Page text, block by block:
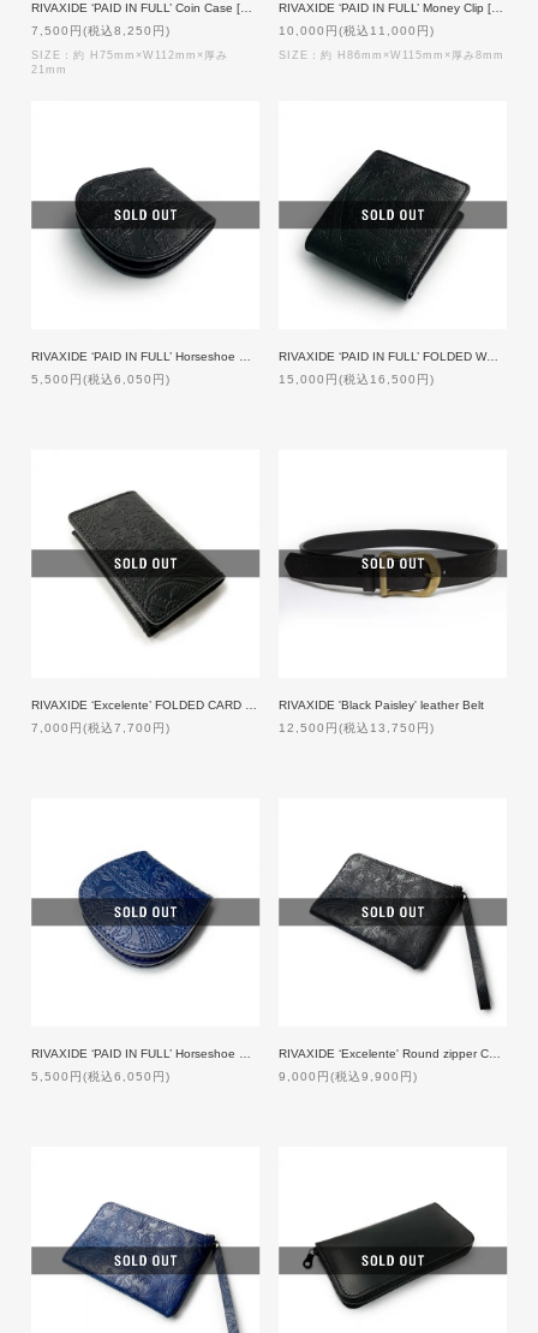
7,500円(税込8,250円)
SIZE：約 H75mm×W112mm×厚み
21mm
10,000円(税込11,000円)
SIZE：約 H86mm×W115mm×厚み8mm
5,500円(税込6,050円)
RIVAXIDE ‘PAID IN FULL’ FOLDED WALLET [Black Paisley]
15,000円(税込16,500円)
7,000円(税込7,700円)
RIVAXIDE 'Black Paisley' leather Belt
12,500円(税込13,750円)
5,500円(税込6,050円)
9,000円(税込9,900円)